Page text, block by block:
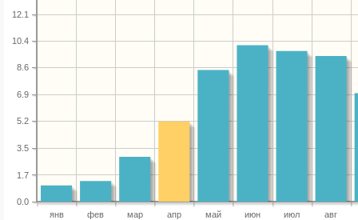
янв фев мар апр май июн июл авг
0.0
1.7
3.5
5.2
6.9
8.6
10.4
12.1